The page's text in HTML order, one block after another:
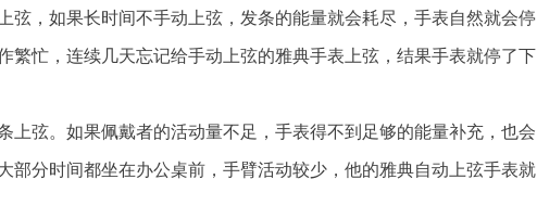
弦，如果长时间不手动上弦，发条的能量就会耗尽，手表自然就会停
繁忙，连续几天忘记给手动上弦的雅典手表上弦，结果手表就停了下
上弦。如果佩戴者的活动量不足，手表得不到足够的能量补充，也会
部分时间都坐在办公桌前，手臂活动较少，他的雅典自动上弦手表就